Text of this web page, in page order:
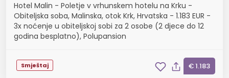
Hotel Malin - Poletje v vrhunskem hotelu na Krku -
Obiteljska soba, Malinska, otok Krk, Hrvatska - 1.183 EUR -
3x noćenje u obiteljskoj sobi za 2 osobe (2 djece do 12
godina besplatno), Polupansion
Smještaj € 1.183